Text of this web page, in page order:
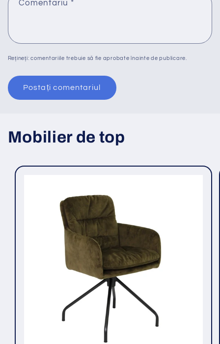
Comentariu *
Rețineți: comentariile trebuie să fie aprobate înainte de publicare.
Mobilier de top